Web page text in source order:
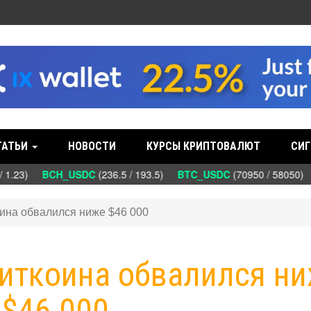
НОВОСТИ КУРСЫ КРИПТОВАЛЮТ
BCH_USDC(236.5 / 193.5) BTC_USDC(70950 / 58050)
обвалился ниже $46 000
обвалился